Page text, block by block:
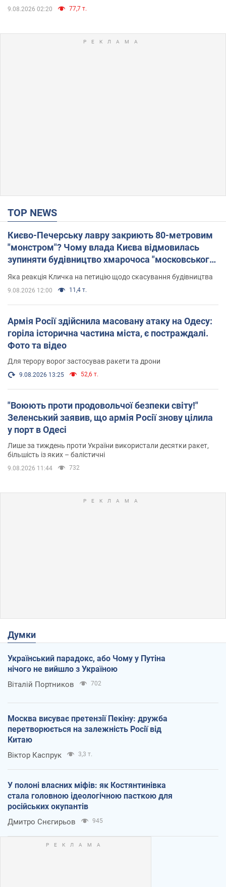
9.08.2026 02:20 77,7 т.
TOP NEWS
Києво-Печерську лавру закриють 80-метровим
"монстром"? Чому влада Києва відмовилась
зупиняти будівництво хмарочоса "московського
вірянина"
Яка реакція Кличка на петицію щодо скасування будівництва
9.08.2026 12:00 11,4 т.
Армія Росії здійснила масовану атаку на Одесу:
горіла історична частина міста, є постраждалі.
Фото та відео
Для терору ворог застосував ракети та дрони
9.08.2026 13:25 52,6 т.
"Воюють проти продовольчої безпеки світу!"
Зеленський заявив, що армія Росії знову цілила
у порт в Одесі
Лише за тиждень проти України використали десятки ракет,
більшість із яких – балістичні
9.08.2026 11:44 732
Думки
Український парадокс, або Чому у Путіна
нічого не вийшло з Україною
Віталій Портников 702
Москва висуває претензії Пекіну: дружба
перетворюється на залежність Росії від
Китаю
Віктор Каспрук 3,3 т.
У полоні власних міфів: як Костянтинівка
стала головною ідеологічною пасткою для
російських окупантів
Дмитро Снєгирьов 945